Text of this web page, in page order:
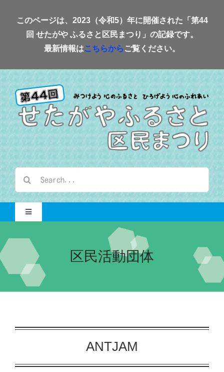
このページは、2023（令和5）年に開催された「第44
回 せたがや ふるさと区民まつり」の記録です。
最新情報はこちらから ご覧ください。
…
Toggle
Navigation
Home-2023-
イベント
区民活動団体
ANTJAM